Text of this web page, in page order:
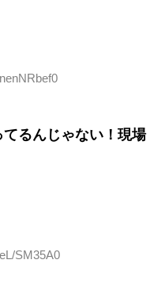
るんじゃない！現場
SM35A0